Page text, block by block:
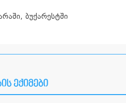
ბუქარესტში
ექიმები